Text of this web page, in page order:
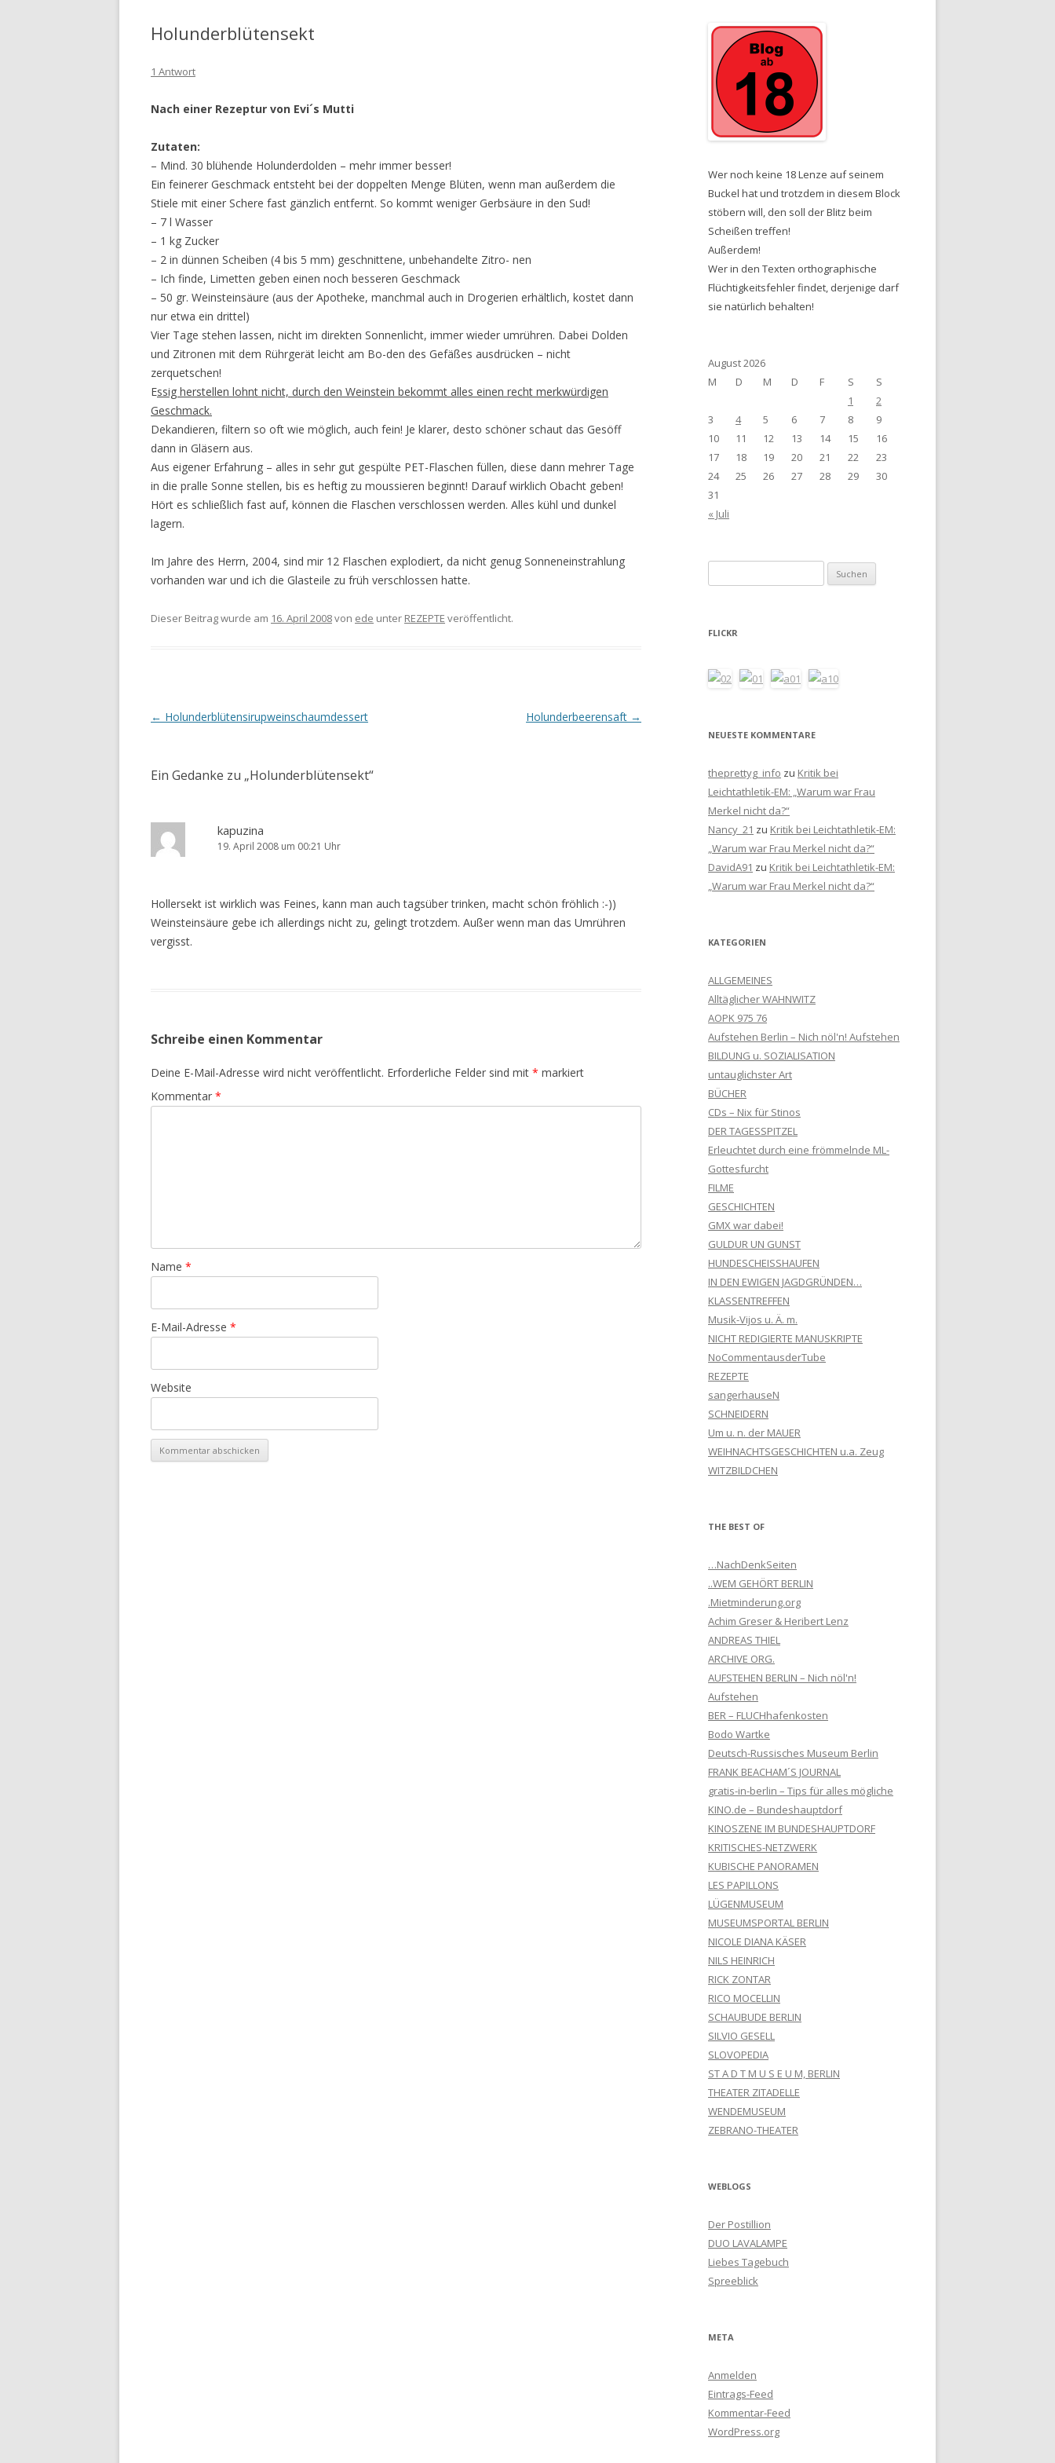
Holunderblütensekt
1 Antwort
Nach einer Rezeptur von Evi´s Mutti
Zutaten:
– Mind. 30 blühende Holunderdolden – mehr immer besser!
Ein feinerer Geschmack entsteht bei der doppelten Menge Blüten, wenn man außerdem die
Stiele mit einer Schere fast gänzlich entfernt. So kommt weniger Gerbsäure in den Sud!
– 7 l Wasser
– 1 kg Zucker
– 2 in dünnen Scheiben (4 bis 5 mm) geschnittene, unbehandelte Zitro- nen
– Ich finde, Limetten geben einen noch besseren Geschmack
– 50 gr. Weinsteinsäure (aus der Apotheke, manchmal auch in Drogerien erhältlich, kostet dann
nur etwa ein drittel)
Vier Tage stehen lassen, nicht im direkten Sonnenlicht, immer wieder umrühren. Dabei Dolden
und Zitronen mit dem Rührgerät leicht am Bo-den des Gefäßes ausdrücken – nicht
zerquetschen!
Essig herstellen lohnt nicht, durch den Weinstein bekommt alles einen recht merkwürdigen
Geschmack.
Dekandieren, filtern so oft wie möglich, auch fein! Je klarer, desto schöner schaut das Gesöff
dann in Gläsern aus.
Aus eigener Erfahrung – alles in sehr gut gespülte PET-Flaschen füllen, diese dann mehrer Tage
in die pralle Sonne stellen, bis es heftig zu moussieren beginnt! Darauf wirklich Obacht geben!
Hört es schließlich fast auf, können die Flaschen verschlossen werden. Alles kühl und dunkel
lagern.
Im Jahre des Herrn, 2004, sind mir 12 Flaschen explodiert, da nicht genug Sonneneinstrahlung
vorhanden war und ich die Glasteile zu früh verschlossen hatte.
Dieser Beitrag wurde am 16. April 2008von ede unter REZEPTE veröffentlicht.
Beitrags-
← Holunderblütensirupweinschaumdessert Holunderbeerensaft →
Ein Gedanke zu „Holunderblütensekt“
kapuzina
19. April 2008 um 00:21 Uhr
Hollersekt ist wirklich was Feines, kann man auch tagsüber trinken, macht schön fröhlich :-))
Weinsteinsäure gebe ich allerdings nicht zu, gelingt trotzdem. Außer wenn man das Umrühren
vergisst.
Schreibe einen Kommentar
Deine E-Mail-Adresse wird nicht veröffentlicht. Erforderliche Felder sind mit * markiert
Kommentar *
Name *
E-Mail-Adresse *
Website
Wer noch keine 18 Lenze auf seinem
Buckel hat und trotzdem in diesem Block
stöbern will, den soll der Blitz beim
Scheißen treffen!
Außerdem!
Wer in den Texten orthographische
Flüchtigkeitsfehler findet, derjenige darf
sie natürlich behalten!
August 2026
M
D M D F S
S
1
2
3
4 5 6 7 8
9
10
11 12 13 14 15
16
17
18 19 20 21 22
23
24
25 26 27 28 29
30
31
« Juli
nach:
FLICKR
NEUESTE KOMMENTARE
theprettyg_info zu Kritik bei
Leichtathletik-EM: „Warum war Frau
Merkel nicht da?“
Nancy_21 zu Kritik bei Leichtathletik-EM:
„Warum war Frau Merkel nicht da?“
DavidA91 zu Kritik bei Leichtathletik-EM:
„Warum war Frau Merkel nicht da?“
KATEGORIEN
ALLGEMEINES
Alltäglicher WAHNWITZ
AOPK 975 76
Aufstehen Berlin – Nich nöl'n! Aufstehen
BILDUNG u. SOZIALISATION
untauglichster Art
BÜCHER
CDs – Nix für Stinos
DER TAGESSPITZEL
Erleuchtet durch eine frömmelnde ML-
Gottesfurcht
FILME
GESCHICHTEN
GMX war dabei!
GULDUR UN GUNST
HUNDESCHEISSHAUFEN
IN DEN EWIGEN JAGDGRÜNDEN…
KLASSENTREFFEN
Musik-Vijos u. Ä. m.
NICHT REDIGIERTE MANUSKRIPTE
NoCommentausderTube
REZEPTE
sangerhauseN
SCHNEIDERN
Um u. n. der MAUER
WEIHNACHTSGESCHICHTEN u.a. Zeug
WITZBILDCHEN
THE BEST OF
…NachDenkSeiten
..WEM GEHÖRT BERLIN
.Mietminderung.org
Achim Greser & Heribert Lenz
ANDREAS THIEL
ARCHIVE ORG.
AUFSTEHEN BERLIN – Nich nöl'n!
Aufstehen
BER – FLUCHhafenkosten
Bodo Wartke
Deutsch-Russisches Museum Berlin
FRANK BEACHAM´S JOURNAL
gratis-in-berlin – Tips für alles mögliche
KINO.de – Bundeshauptdorf
KINOSZENE IM BUNDESHAUPTDORF
KRITISCHES-NETZWERK
KUBISCHE PANORAMEN
LES PAPILLONS
LÜGENMUSEUM
MUSEUMSPORTAL BERLIN
NICOLE DIANA KÄSER
NILS HEINRICH
RICK ZONTAR
RICO MOCELLIN
SCHAUBUDE BERLIN
SILVIO GESELL
SLOVOPEDIA
ST A D T M U S E U M, BERLIN
THEATER ZITADELLE
WENDEMUSEUM
ZEBRANO-THEATER
WEBLOGS
Der Postillion
DUO LAVALAMPE
Liebes Tagebuch
Spreeblick
META
Anmelden
Eintrags-Feed
Kommentar-Feed
WordPress.org